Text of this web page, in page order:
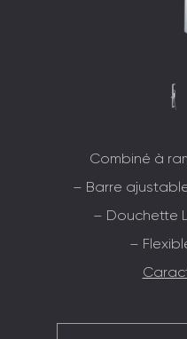
Combiné à
– Barre
– Douchette
–